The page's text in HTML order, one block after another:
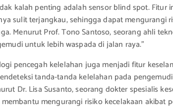
kalah penting adalah sensor blind spot.
sulit terjangkau, sehingga dapat mengurangi
Menurut Prof. Tono Santoso, seorang ahli
untuk lebih waspada di jalan raya.”
pencegah kelelahan juga menjadi fitur
tanda-tanda kelelahan pada
Dr. Lisa Susanto, seorang dokter spesialis
mengurangi risiko kecelakaan akibat